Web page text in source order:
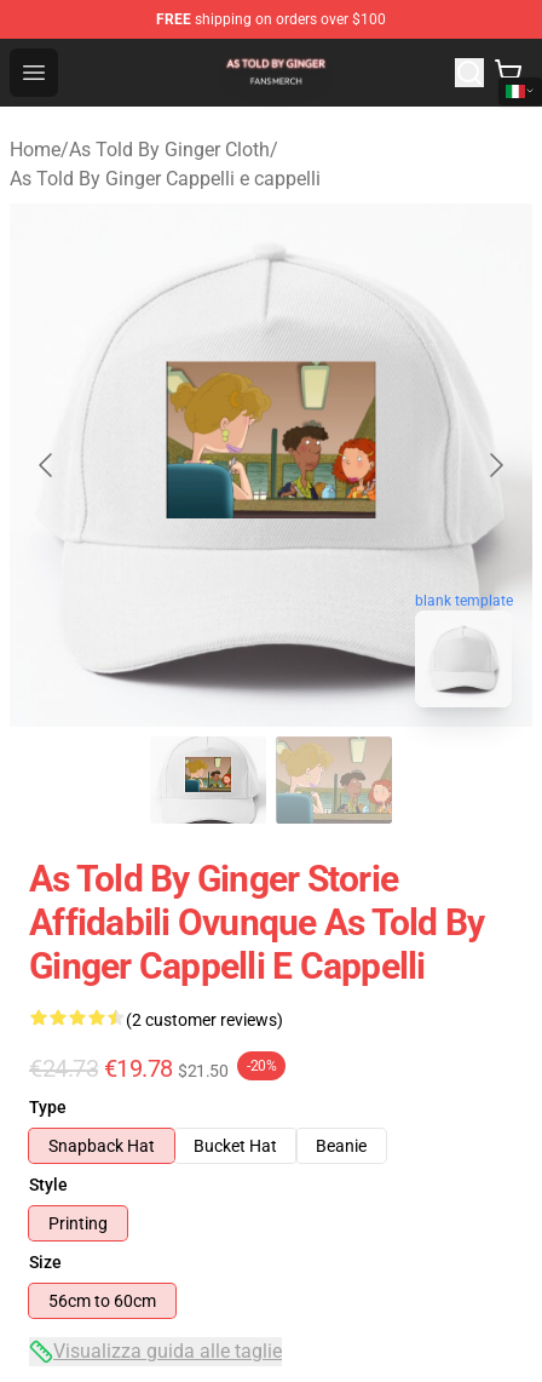
FREE shipping on orders over $100
Open menu
As Told By Ginger Shop - Official As Told By Ginger
Home/As Told By Ginger Cloth/
As Told By Ginger Cappelli e cappelli
blank template
As Told By Ginger Storie
Affidabili Ovunque As Told By
Ginger Cappelli E Cappelli
(2 customer reviews)
€24.73 €19.78 $21.50 -20%
Type
Snapback Hat
Bucket Hat
Beanie
Style
Printing
Size
56cm to 60cm
Visualizza guida alle taglie